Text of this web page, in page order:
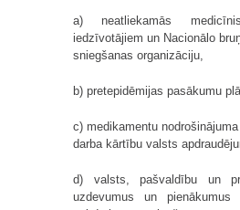
a) neatliekamās
iedzīvotājiem un Nacionālo
sniegšanas organizāciju,
b) pretepidēmijas pasākumu
c) medikamentu
darba kārtību valsts
d) valsts, pašvaldību un
uzdevumus un pienākumus